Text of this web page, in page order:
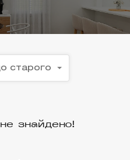
старого
знайдено!